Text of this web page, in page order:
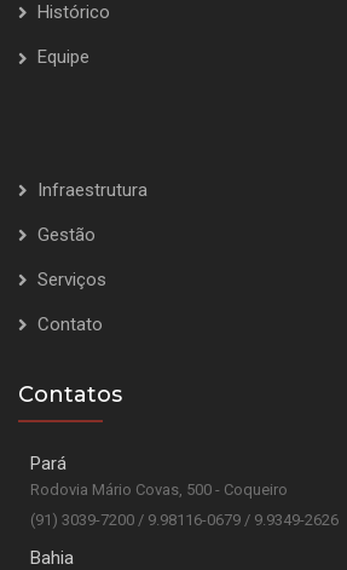
Histórico
Equipe
Infraestrutura
Gestão
Serviços
Contato
Contatos
Pará
Rodovia Mário Covas, 500 - Coqueiro
(91) 3039-7200 / 9.98116-0679 / 9.9349-2626
Bahia